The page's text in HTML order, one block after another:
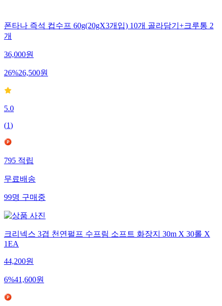
폰타나 즉석 컵수프 60g(20gX3개입) 10개 골라담기+크루통 2
개
36,000원
26%26,500원
5.0
(1)
795적립
무료배송
99명구매중
크리넥스 3겹 천연펄프 수프림 소프트 화장지 30m X 30롤 X
1EA
44,200원
6%41,600원